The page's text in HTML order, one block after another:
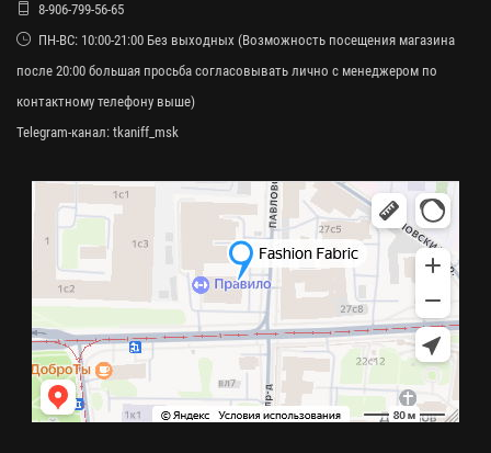
8-906-799-56-65
ПН-ВС: 10:00-21:00 Без выходных (Возможность посещения магазина
после 20:00 большая просьба согласовывать лично с менеджером по
контактному телефону выше)
Telegram-канал: tkaniff_msk